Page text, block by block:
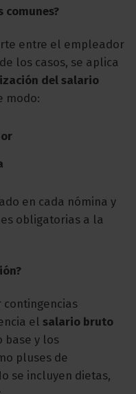
comunes?
entre el empleador
los casos, se aplica
del salario
modo:
en cada nómina y
obligatorias a la
contingencias
el salario bruto
base y los
pluses de
se incluyen dietas,